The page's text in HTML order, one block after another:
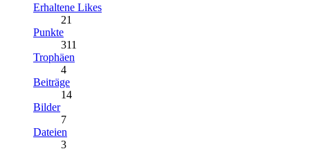
Erhaltene Likes
21
Punkte
311
Trophäen
4
Beiträge
14
Bilder
7
Dateien
3